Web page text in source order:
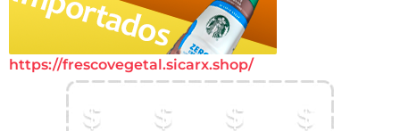
https://frescovegetal.sicarx.shop/